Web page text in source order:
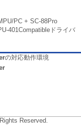
PC + SC-88Pro
401Compatibleドライバ
の対応動作環境
Reserved.